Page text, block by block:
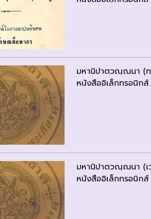
มหานิปาตวณฺณนา (
หนังสืออิเล็กทรอนิกส์
มหานิปาตวณฺณนา (เ
หนังสืออิเล็กทรอนิกส์